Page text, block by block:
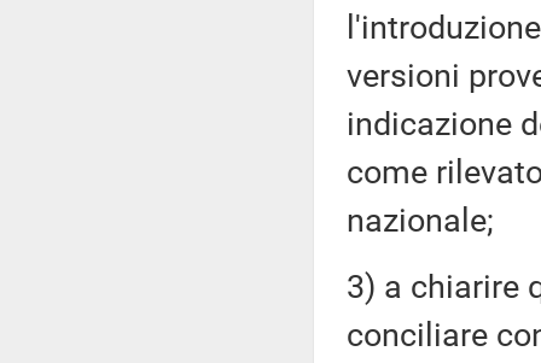
versioni
indicazione
come
nazionale;
3) a chiarire
conciliare